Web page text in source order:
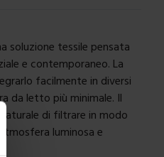
soluzione tessile pensata
e contemporaneo. La
facilmente in diversi
da letto più minimale. Il
di filtrare in modo
luminosa e